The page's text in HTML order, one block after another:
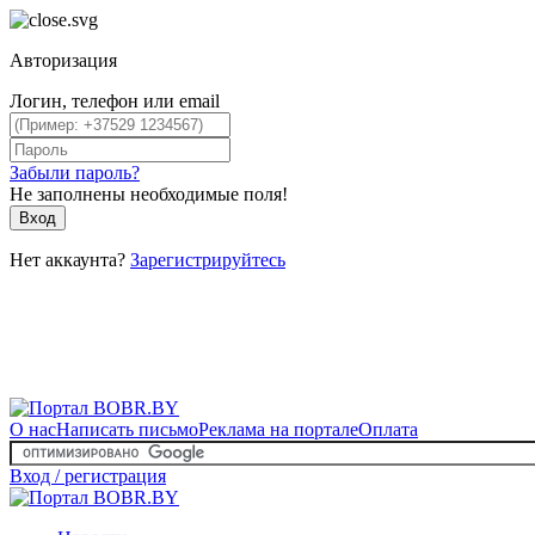
Авторизация
Логин, телефон или email
Забыли пароль?
Не заполнены необходимые поля!
Вход
Нет аккаунта? Зарегистрируйтесь
О насНаписать письмоРеклама на порталеОплата
Вход / регистрация